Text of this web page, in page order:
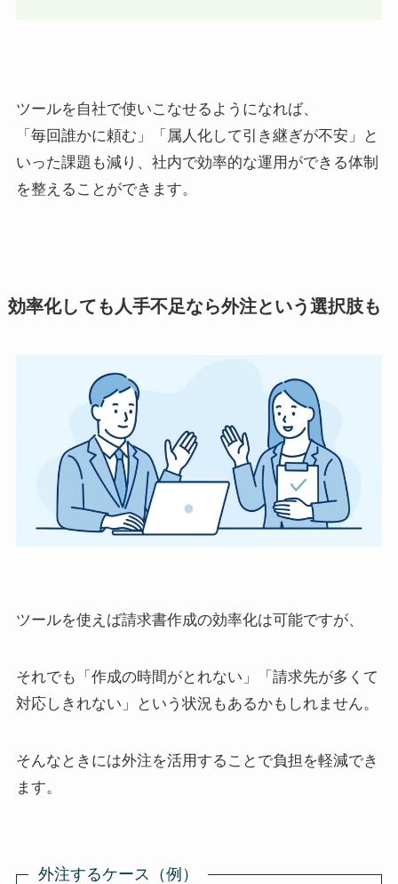
ツールを自社で使いこなせるようになれば、
「毎回誰かに頼む」「属人化して引き継ぎが不安」と
いった課題も減り、社内で効率的な運用ができる体制
を整えることができます。
効率化しても人手不足なら外注という選択肢も
ツールを使えば請求書作成の効率化は可能ですが、
それでも「作成の時間がとれない」「請求先が多くて
対応しきれない」という状況もあるかもしれません。
そんなときには外注を活用することで負担を軽減でき
ます。
外注するケース（例）